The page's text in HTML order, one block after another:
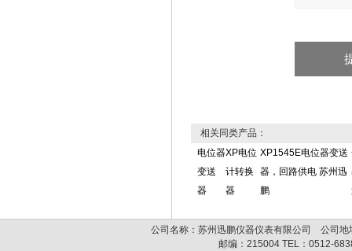
相关同类产品：
电位器
变送
器
XP电位
计转换
器
XP1545E电位器变送
器，回路供电 苏州迅
鹏
公司名称：苏州迅鹏仪器仪表有限公司 公司
邮编： 215004 TEL： 0512-